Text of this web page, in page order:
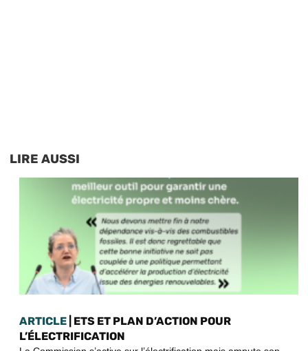
LIRE AUSSI
ARTICLE | ETS ET PLAN D’ACTION POUR
L’ÉLECTRIFICATION